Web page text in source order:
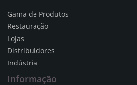
Gama de Produtos
Restauração
Lojas
Distribuidores
Indústria
Informação